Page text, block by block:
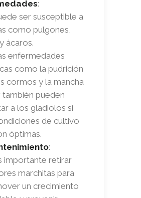
:
ser susceptible a
como pulgones,
ácaros.
enfermedades
como la pudrición
cormos y la mancha
también pueden
a los gladiolos si
de cultivo
óptimas.
:
importante retirar
marchitas para
un crecimiento